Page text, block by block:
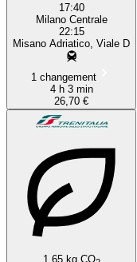
17:40
Milano Centrale
22:15
Misano Adriatico, Viale D
1 changement
4 h 3 min
26,70 €
1.65 kg CO